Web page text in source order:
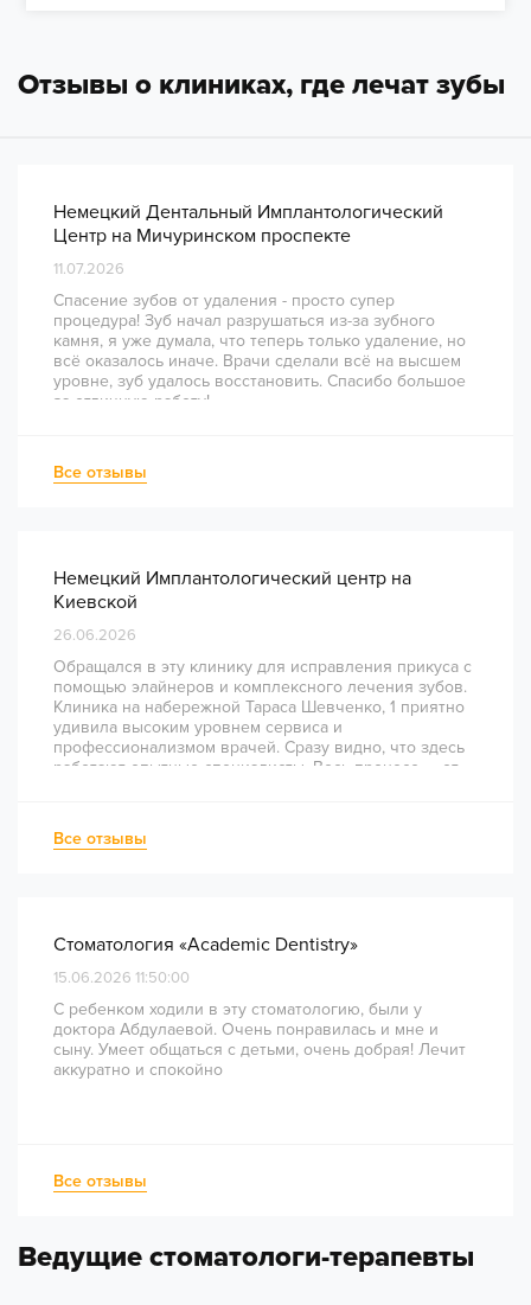
Отзывы о клиниках, где лечат зубы
Немецкий Дентальный Имплантологический
Центр на Мичуринском проспекте
11.07.2026
Спасение зубов от удаления - просто супер
процедура! Зуб начал разрушаться из-за зубного
камня, я уже думала, что теперь только удаление, но
всё оказалось иначе. Врачи сделали всё на высшем
уровне, зуб удалось восстановить. Спасибо большое
за отличную работу!
Все отзывы
Немецкий Имплантологический центр на
Киевской
26.06.2026
Обращался в эту клинику для исправления прикуса с
помощью элайнеров и комплексного лечения зубов.
Клиника на набережной Тараса Шевченко, 1 приятно
удивила высоким уровнем сервиса и
профессионализмом врачей. Сразу видно, что здесь
работают опытные специалисты. Весь процесс — от
непростое перелечивание каналов прошло
комфортно и безболезненно. Рекомендую всем, кто
Все отзывы
Стоматология «Academic Dentistry»
15.06.2026 11:50:00
С ребенком ходили в эту стоматологию, были у
доктора Абдулаевой. Очень понравилась и мне и
сыну. Умеет общаться с детьми, очень добрая! Лечит
аккуратно и спокойно
Все отзывы
Ведущие стоматологи-терапевты